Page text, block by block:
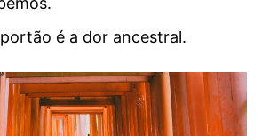
é a dor ancestral.